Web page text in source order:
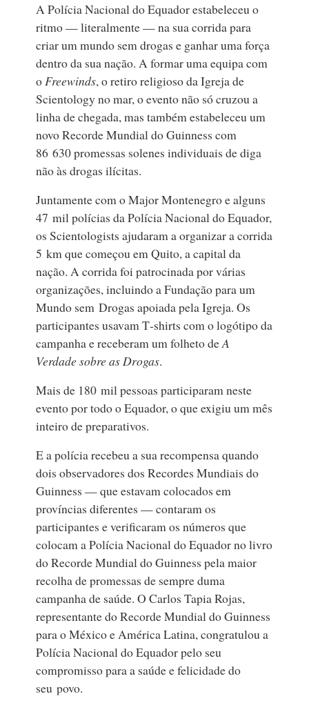
A Polícia Nacional do Equador estabeleceu o
ritmo — literalmente — na sua corrida para
criar um mundo sem drogas e ganhar uma força
dentro da sua nação. A formar uma equipa com
oFreewinds, o retiro religioso da Igreja de
Scientology no mar, o evento não só cruzou a
linha de chegada, mas também estabeleceu um
novo Recorde Mundial do Guinness com
86 630 promessas solenes individuais de diga
não às drogas ilícitas.
Juntamente com o Major Montenegro e alguns
47 mil polícias da Polícia Nacional do Equador,
os Scientologists ajudaram a organizar a corrida
5 km que começou em Quito, a capital da
nação. A corrida foi patrocinada por várias
organizações, incluindo a Fundação para um
Mundo sem Drogas apoiada pela Igreja. Os
participantes usavam T‑shirts com o logótipo da
campanha e receberam um folheto deA
Verdade sobre as Drogas.
Mais de 180 mil pessoas participaram neste
evento por todo o Equador, o que exigiu um mês
inteiro de preparativos.
E a polícia recebeu a sua recompensa quando
dois observadores dos Recordes Mundiais do
Guinness — que estavam colocados em
províncias diferentes — contaram os
participantes e verificaram os números que
colocam a Polícia Nacional do Equador no livro
do Recorde Mundial do Guinness pela maior
recolha de promessas de sempre duma
campanha de saúde. O Carlos Tapia Rojas,
representante do Recorde Mundial do Guinness
para o México e América Latina, congratulou a
Polícia Nacional do Equador pelo seu
compromisso para a saúde e felicidade do
seu povo.